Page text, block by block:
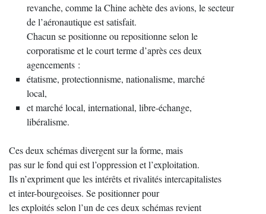
revanche, comme la Chine achète des avions, le secteur
de l’aéronautique est satisfait.
Chacun se positionne ou repositionne selon le
corporatisme et le court terme d’après ces deux
agencements :
étatisme, protectionnisme, nationalisme, marché
local,
et marché local, international, libre-échange,
libéralisme.
Ces deux schémas divergent sur la forme, mais
pas sur le fond qui est l’oppression et l’exploitation.
Ils n’expriment que les intérêts et rivalités intercapitalistes
et inter-bourgeoises. Se positionner pour
les exploités selon l’un de ces deux schémas revient